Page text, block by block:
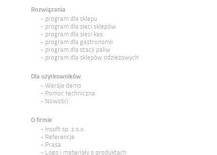
Rozwiązania
program dla sklepu
program dla sieci sklepów
program dla sieci kas
program dla gastronomii
program dla stacji paliw
program dla sklepów odzieżowych
Dla użytkowników
Wersje demo
Pomoc techniczna
Nowości
O firmie
Insoft sp. z o.o.
Referencje
Prasa
Logo i materiały o produktach